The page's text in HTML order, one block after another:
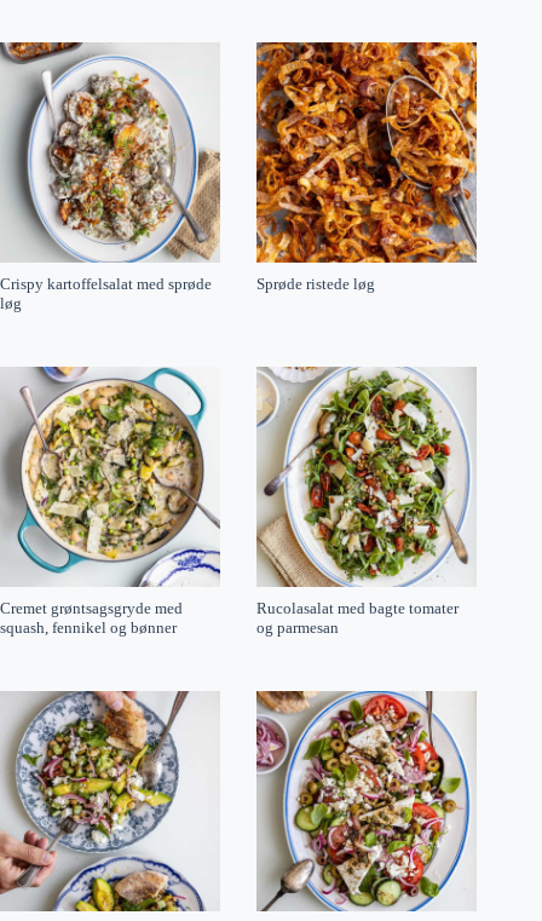
Crispy kartoffelsalat med sprøde
løg
Sprøde ristede løg
Cremet grøntsagsgryde med
squash, fennikel og bønner
Rucolasalat med bagte tomater
og parmesan